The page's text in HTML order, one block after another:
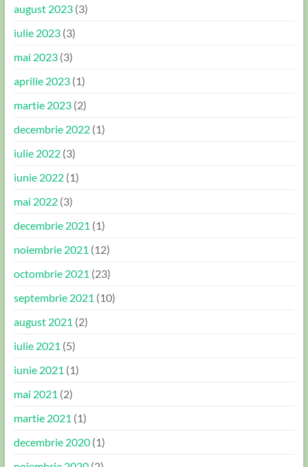
august 2023(3)
iulie 2023(3)
mai 2023(3)
aprilie 2023(1)
martie 2023(2)
decembrie 2022(1)
iulie 2022(3)
iunie 2022(1)
mai 2022(3)
decembrie 2021 (1)
noiembrie 2021 (12)
octombrie 2021 (23)
septembrie 2021 (10)
august 2021 (2)
iulie 2021 (5)
iunie 2021 (1)
mai 2021 (2)
martie 2021 (1)
decembrie 2020(1)